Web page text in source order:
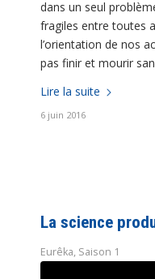
dans un seul
fragiles entre toutes
l’orientation de nos
pas finir et mourir
Lire la suite
6 juin 2016
La science
Eurêka, Saison 1